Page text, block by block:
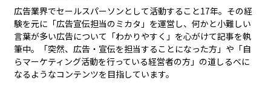
広告業界でセールスパーソンとして活動すること17年。その経
験を元に「広告宣伝担当のミカタ」を運営し、何かと小難しい
言葉が多い広告について「わかりやすく」を心がけて記事を執
筆中。「突然、広告・宣伝を担当することになった方」や「自
らマーケティング活動を行っている経営者の方」の道しるべに
なるようなコンテンツを目指しています。